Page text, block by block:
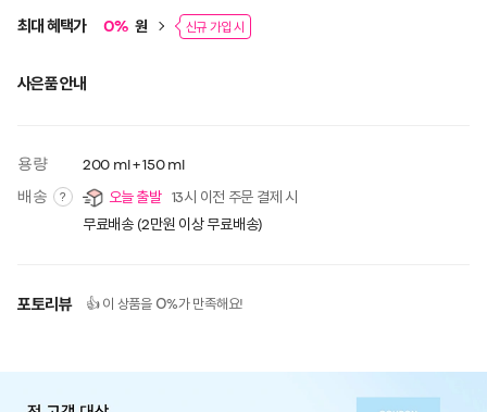
최대 혜택가 0% 원 신규 가입 시
사은품 안내
용량 200 ml + 150 ml
배송 ? 오늘 출발 13시 이전 주문 결제 시
무료배송 (2만원 이상 무료배송)
포토리뷰 👍 이 상품을 0%가 만족해요!